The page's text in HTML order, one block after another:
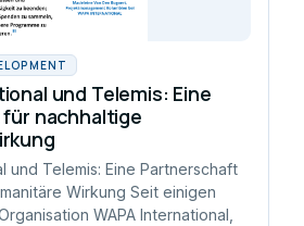
und Telemis: Eine
nachhaltige
und Telemis: Eine Partnerschaft
Wirkung Seit einigen
WAPA International,